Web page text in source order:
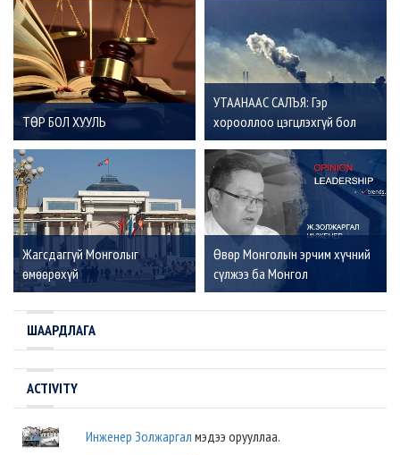
ТӨР БОЛ ХУУЛЬ
УТААНААС САЛЪЯ: Гэр
хорооллоо цэгцлэхгүй бол
бидэнд ирээдүй байхгүй
Жагсдаггүй Монголыг
өмөөрөхүй
Өвөр Монголын эрчим хүчний
сүлжээ ба Монгол
ШААРДЛАГА
ACTIVITY
Инженер Золжаргал мэдээ орууллаа.